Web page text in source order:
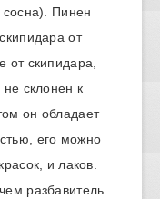
Пинен
от
от скипидара,
склонен к
он обладает
его можно
и лаков.
разбавитель